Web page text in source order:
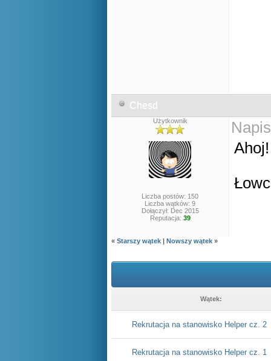
Chesd
Użytkownik
Liczba postów: 150
Liczba wątków: 9
Dołączył: Dec 2015
Reputacja: 39
Ahoj!
« Starszy wątek | Nowszy wątek »
Wątek:
Rekrutacja na stanowisko Helper cz. 2
Rekrutacja na stanowisko Helper cz. 1